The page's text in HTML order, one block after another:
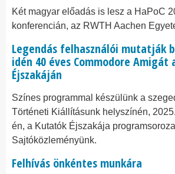
Két magyar előadás is lesz a HaPoC
konferencián, az RWTH Aachen
Legendás felhasználói mutatják
idén 40 éves Commodore Amigát
Éjszakáján
Színes programmal készülünk a
Történeti Kiállításunk helyszínén,
én, a Kutatók Éjszakája
Sajtóközleményünk.
Felhívás önkéntes munkára